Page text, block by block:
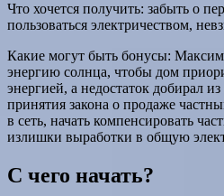
Что хочется получить: забыть о
пользоваться электричеством,
Какие могут быть бонусы:
энергию солнца, чтобы дом
энергией, а недостаток добирал
принятия закона о продаже
в сеть, начать компенсировать
излишки выработки в общую
С чего начать?